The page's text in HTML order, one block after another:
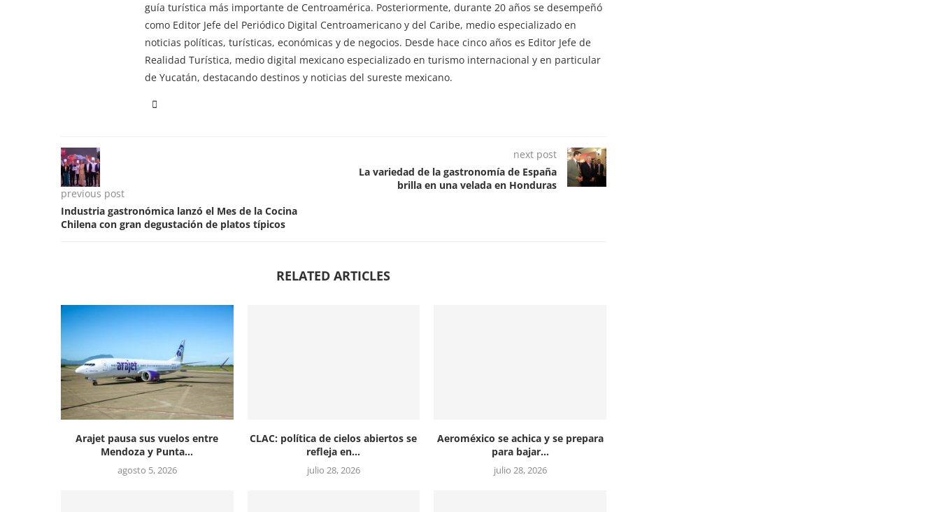
guía turística más importante de Centroamérica. Posteriormente, durante 20 años se desempeñó
como Editor Jefe del Periódico Digital Centroamericano y del Caribe, medio especializado en
noticias políticas, turísticas, económicas y de negocios. Desde hace cinco años es Editor Jefe de
Realidad Turística, medio digital mexicano especializado en turismo internacional y en particular
de Yucatán, destacando destinos y noticias del sureste mexicano.
previous post
Industria gastronómica lanzó el Mes de la Cocina
Chilena con gran degustación de platos típicos
next post
La variedad de la gastronomía de España
brilla en una velada en Honduras
RELATED ARTICLES
Arajet pausa sus vuelos entre
Mendoza y Punta...
agosto 5, 2026
CLAC: política de cielos abiertos se
refleja en...
julio 28, 2026
Aeroméxico se achica y se prepara
para bajar...
julio 28, 2026